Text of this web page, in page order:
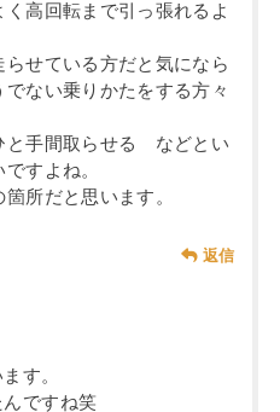
高回転まで引っ張れるよ
せている方だと気になら
ない乗りかたをする方々
と手間取らせる などとい
すよね。
所だと思います。
返信
す。
ですね笑